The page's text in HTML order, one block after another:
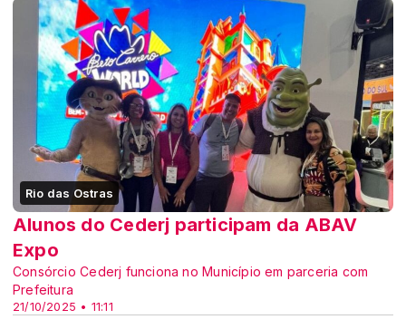
Rio das Ostras
21/10/2025 • 11:11
Alunos do Cederj participam da ABAV
Expo
Consórcio Cederj funciona no Município em parceria com
Prefeitura